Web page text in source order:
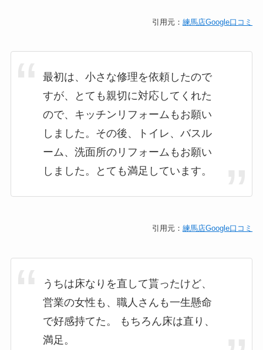
引用元：練馬店Google口コミ
最初は、小さな修理を依頼したので
すが、とても親切に対応してくれた
ので、キッチンリフォームもお願い
しました。その後、トイレ、バスル
ーム、洗面所のリフォームもお願い
しました。とても満足しています。
引用元：練馬店Google口コミ
うちは床なりを直して貰ったけど、
営業の女性も、職人さんも一生懸命
で好感持てた。 もちろん床は直り、
満足。